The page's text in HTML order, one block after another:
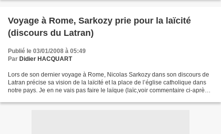
Voyage à Rome, Sarkozy prie pour la laïcité
(discours du Latran)
Publié le 03/01/2008 à 05:49
Par Didier HACQUART
Lors de son dernier voyage à Rome, Nicolas Sarkozy dans son discours de
Latran précise sa vision de la laïcité et la place de l’église catholique dans
notre pays. Je en ne vais pas faire le laïque (laïc,voir commentaire ci-après